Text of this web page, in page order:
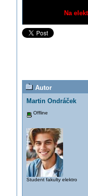
Na
Autor
Martin Ondráček
Offline
Student fakulty elektro